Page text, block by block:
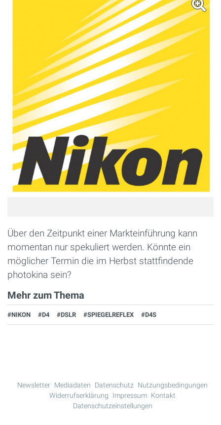
Über den Zeitpunkt einer Markteinführung kann
momentan nur spekuliert werden. Könnte ein
möglicher Termin die im Herbst stattfindende
photokina sein?
Mehr zum Thema
#NIKON #D4 #DSLR #SPIEGELREFLEX #D4S
Newsletter Mediadaten Datenschutz Nutzungsbedingungen
Widerrufserklärung
Impressum Kontakt
Datenschutzeinstellungen